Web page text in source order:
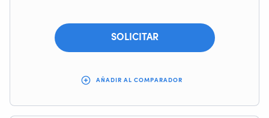
Transferencias gratuitasSOLICITAR
AÑADIR AL COMPARADOR